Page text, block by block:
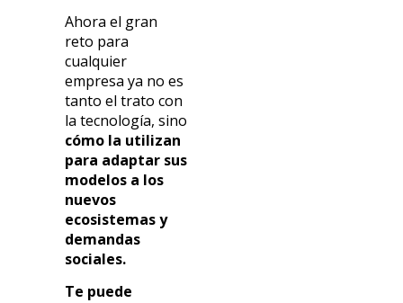
Ahora el gran
reto para
cualquier
empresa ya no es
tanto el trato con
la tecnología, sino
cómo la utilizan
para adaptar sus
modelos a los
nuevos
ecosistemas y
demandas
sociales.
Te puede